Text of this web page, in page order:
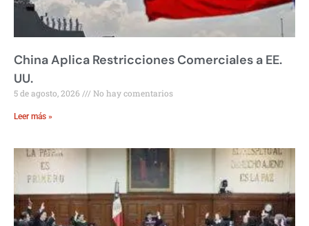
China Aplica Restricciones Comerciales a EE.
UU.
5 de agosto, 2026 No hay comentarios
Leer más »